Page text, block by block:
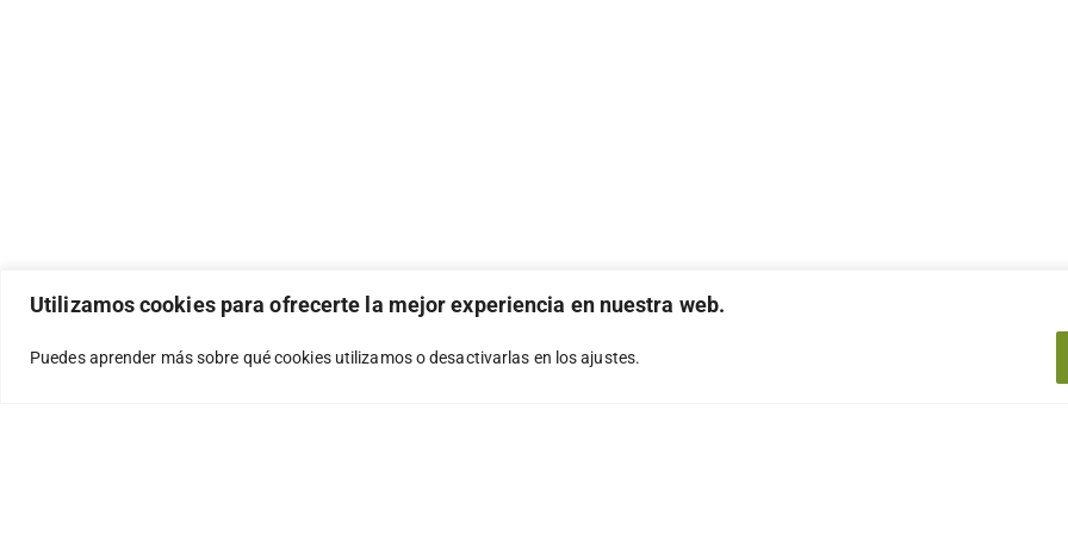
Utilizamos cookies para ofrecerte la mejor experiencia en nuestra web.
Puedes aprender más sobre qué cookies utilizamos o desactivarlas en losajustes.